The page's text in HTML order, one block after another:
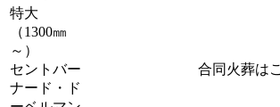
特大
（1300㎜
～）
セントバー
ナード・ド
合同火葬は